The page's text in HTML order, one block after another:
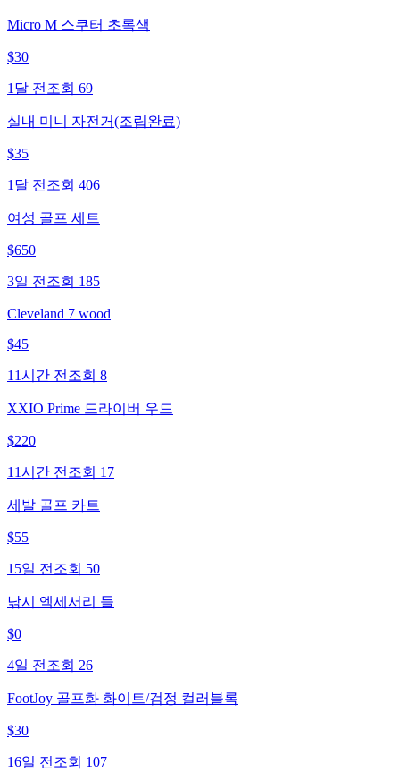
Micro M 스쿠터 초록색
$30
1달 전 조회 69
실내 미니 자전거(조립완료)
$35
1달 전 조회 406
여성 골프 세트
$650
3일 전 조회 185
Cleveland 7 wood
$45
11시간 전 조회 8
XXIO Prime 드라이버 우드
$220
11시간 전 조회 17
세발 골프 카트
$55
15일 전 조회 50
낚시 엑세서리 들
$0
4일 전 조회 26
FootJoy 골프화 화이트/검정 컬러블록
$30
16일 전 조회 107